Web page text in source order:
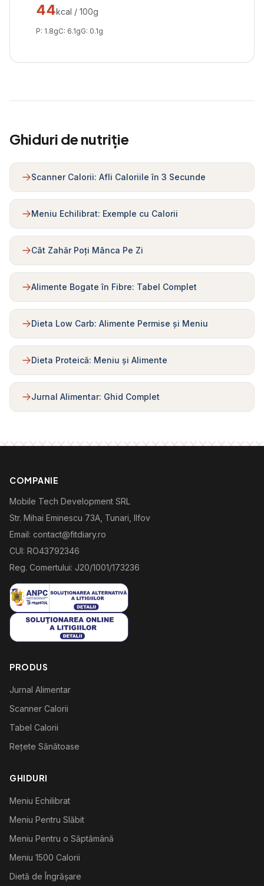
44kcal / 100g
P: 1.8gC: 6.1gG: 0.1g
Ghiduri de nutriție
Scanner Calorii: Afli Caloriile în 3 Secunde
Meniu Echilibrat: Exemple cu Calorii
Cât Zahăr Poți Mânca Pe Zi
Alimente Bogate în Fibre: Tabel Complet
Dieta Low Carb: Alimente Permise și Meniu
Dieta Proteică: Meniu și Alimente
Jurnal Alimentar: Ghid Complet
COMPANIE
Mobile Tech Development SRL
Str. Mihai Eminescu 73A, Tunari, Ilfov
Email: contact@fitdiary.ro
CUI: RO43792346
Reg. Comertului: J20/1001/173236
PRODUS
Jurnal Alimentar
Scanner Calorii
Tabel Calorii
Rețete Sănătoase
GHIDURI
Meniu Echilibrat
Meniu Pentru Slăbit
Meniu Pentru o Săptămână
Meniu 1500 Calorii
Dietă de Îngrășare